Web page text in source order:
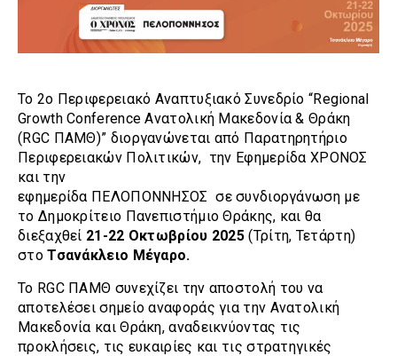
To 2ο Περιφερειακό Αναπτυξιακό Συνεδρίο “Regional
Growth Conference Ανατολική Μακεδονία & Θράκη
(RGC ΠΑΜΘ)” διοργανώνεται από Παρατηρητήριο
Περιφερειακών Πολιτικών, την Εφημερίδα ΧΡΟΝΟΣ
και την
εφημερίδα ΠΕΛΟΠΟΝΝΗΣΟΣ σε συνδιοργάνωση με
το Δημοκρίτειο Πανεπιστήμιο Θράκης, και θα
διεξαχθεί 21-22 Οκτωβρίου 2025 (Τρίτη, Τετάρτη)
στοΤσανάκλειο Μέγαρο.
Το RGC ΠΑΜΘ συνεχίζει την αποστολή του να
αποτελέσει σημείο αναφοράς για την Ανατολική
Μακεδονία και Θράκη, αναδεικνύοντας τις
προκλήσεις, τις ευκαιρίες και τις στρατηγικές